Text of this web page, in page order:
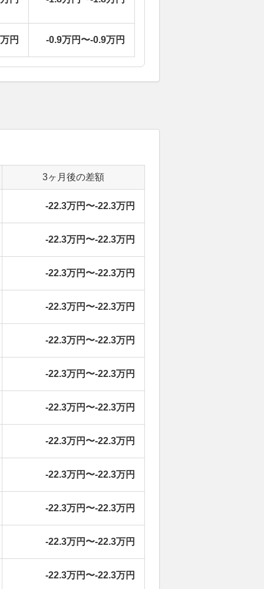
円 -0.9万円〜-0.9万円
3ヶ月後の差額
-22.3万円〜-22.3万円
-22.3万円〜-22.3万円
-22.3万円〜-22.3万円
-22.3万円〜-22.3万円
-22.3万円〜-22.3万円
-22.3万円〜-22.3万円
-22.3万円〜-22.3万円
-22.3万円〜-22.3万円
-22.3万円〜-22.3万円
-22.3万円〜-22.3万円
-22.3万円〜-22.3万円
-22.3万円〜-22.3万円